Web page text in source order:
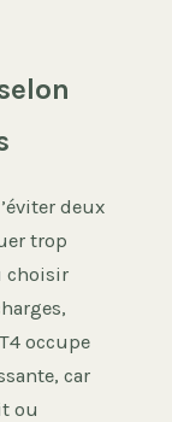
deux
trop
choisir
occupe
car
ou